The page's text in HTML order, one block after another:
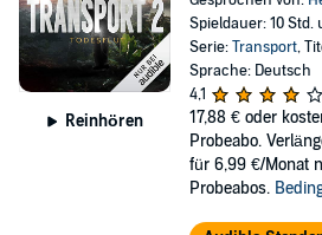
Reinhören
Spieldauer: 10 Std.
Serie:Transport,
Sprache: Deutsch
4,1
17,88 € oder
Probeabo.
für 6,99 €/Monat
Probeabos.